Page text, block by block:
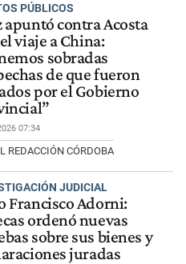
PÚBLICOS
apuntó contra Acosta
viaje a China:
sobradas
de que fueron
por el Gobierno
07:34
REDACCIÓN CÓRDOBA
JUDICIAL
Francisco Adorni:
ordenó nuevas
sobre sus bienes y
juradas